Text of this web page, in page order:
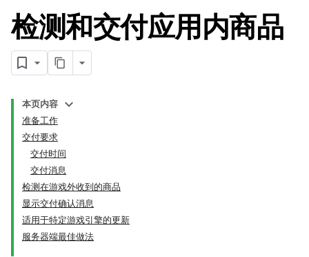
检测和交付应用内商品
本页内容
准备工作
交付要求
交付时间
交付消息
检测在游戏外收到的商品
显示交付确认消息
适用于特定游戏引擎的更新
服务器端最佳做法